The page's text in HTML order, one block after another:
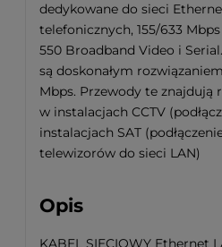
dedykowane do sieci
telefonicznych, 155/633 Mbps
550 Broadband Video i
są doskonałym
Mbps. Przewody te znajdują
w instalacjach CCTV
instalacjach SAT
telewizorów do sieci LAN)
Opis
KABEL SIECIOWY Ethernet